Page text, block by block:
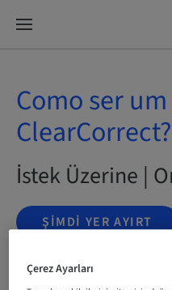
Como ser
ClearCorrect?
İstek Üzerine |
ŞIMDI YER AYIRT
Çerez Ayarları